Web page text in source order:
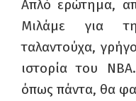
Απλό ερώτημα,
Μιλάμε για
ταλαντούχα,
ιστορία του
NBA.
όπως πάντα, θα